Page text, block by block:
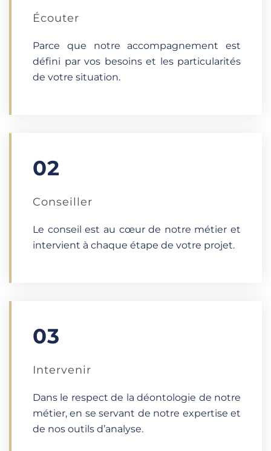
Écouter​
Parce que notre accompagnement est
défini par vos besoins et les particularités
de votre situation.
02
Conseiller
Le conseil est au cœur de notre métier et
intervient à chaque étape de votre projet.
03
Intervenir
Dans le respect de la déontologie de notre
métier, en se servant de notre expertise et
de nos outils d’analyse.